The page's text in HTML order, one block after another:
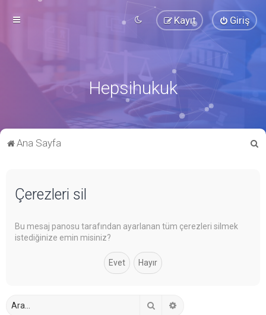
Giriş
Kayıt
Hepsihukuk
Ana Sayfa
Çerezleri sil
Bu mesaj panosu tarafından ayarlanan tüm çerezleri silmek
istediğinize emin misiniz?